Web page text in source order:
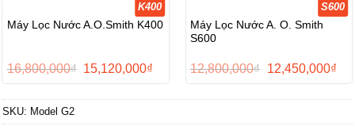
K400
Máy Lọc Nước A.O.Smith K400
16,800,000₫ Giá
16,800,000₫.
15,120,000₫
là:
S600
Máy Lọc Nước A. O. Smith
S600
12,800,000₫
Giá
12,800,000₫.
12,450,000₫Giá
là:
SKU: Model G2